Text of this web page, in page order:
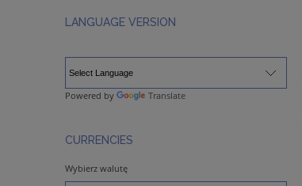
LANGUAGE VERSION
Powered by Translate
CURRENCIES
Wybierz walutę